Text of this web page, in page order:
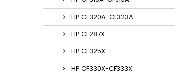
HP CF320A-CF323A
HP CF287X
HP CF325X
HP CF330X-CF333X